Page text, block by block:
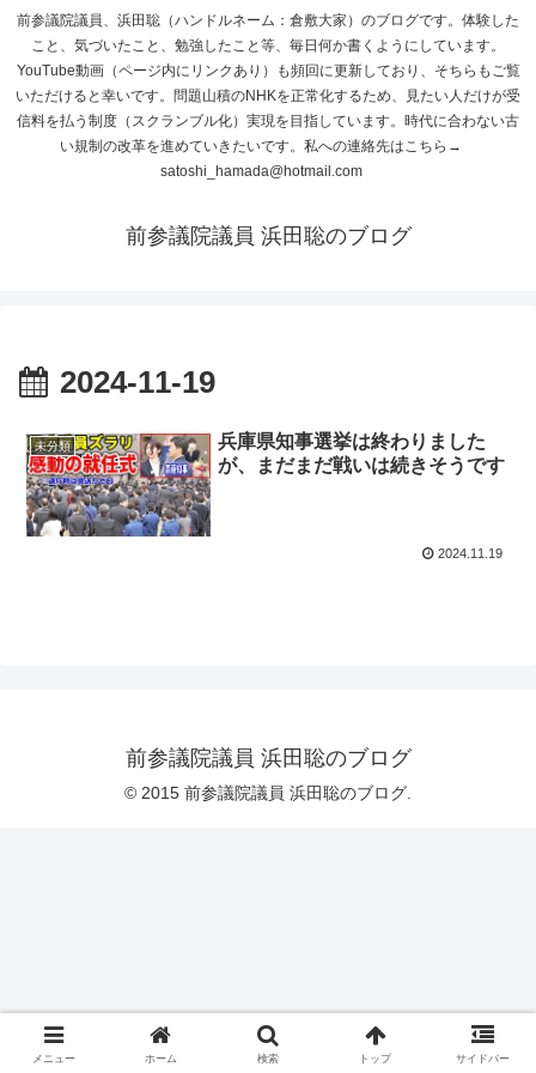
前参議院議員、浜田聡（ハンドルネーム：倉敷大家）のブログです。体験した
こと、気づいたこと、勉強したこと等、毎日何か書くようにしています。
YouTube動画（ページ内にリンクあり）も頻回に更新しており、そちらもご覧
いただけると幸いです。問題山積のNHKを正常化するため、見たい人だけが受
信料を払う制度（スクランブル化）実現を目指しています。時代に合わない古
い規制の改革を進めていきたいです。私への連絡先はこちら→
satoshi_hamada@hotmail.com
前参議院議員 浜田聡のブログ
2024-11-19
未分類
兵庫県知事選挙は終わりました
が、まだまだ戦いは続きそうです
2024.11.19
前参議院議員 浜田聡のブログ
© 2015 前参議院議員 浜田聡のブログ.
メニュー ホーム 検索 トップ サイドバー